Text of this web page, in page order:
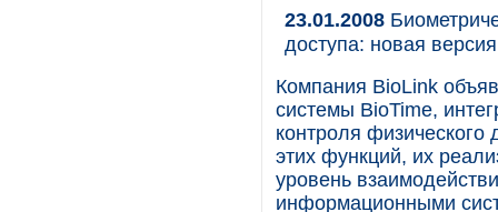
23.01.2008
доступа: новая
Компания BioLink
системы BioTime,
контроля
этих функций, их
уровень
информационными